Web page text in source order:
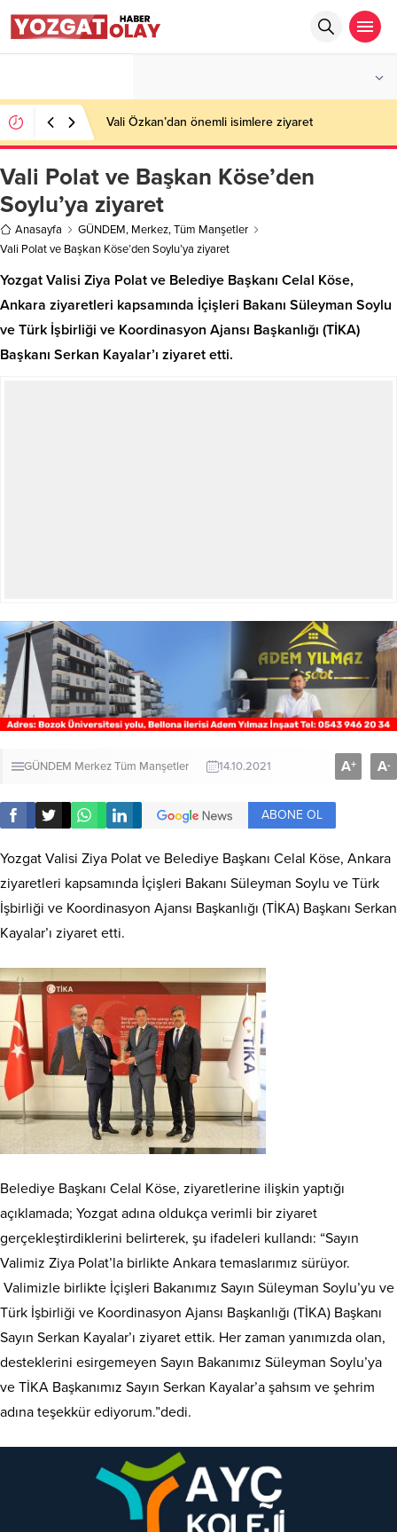
Vali Özkan’dan önemli isimlere ziyaret
Vali Polat ve Başkan Köse’den
Soylu’ya ziyaret
Anasayfa GÜNDEM, Merkez,Tüm Manşetler
Vali Polat ve Başkan Köse’den Soylu’ya ziyaret
Yozgat Valisi Ziya Polat ve Belediye Başkanı Celal Köse,
Ankara ziyaretleri kapsamında İçişleri Bakanı Süleyman Soylu
ve Türk İşbirliği ve Koordinasyon Ajansı Başkanlığı (TİKA)
Başkanı Serkan Kayalar’ı ziyaret etti.
GÜNDEM MerkezTüm Manşetler 14.10.2021 A+ A-
ABONE OL
Yozgat Valisi Ziya Polat ve Belediye Başkanı Celal Köse, Ankara
ziyaretleri kapsamında İçişleri Bakanı Süleyman Soylu ve Türk
İşbirliği ve Koordinasyon Ajansı Başkanlığı (TİKA) Başkanı Serkan
Kayalar’ı ziyaret etti.
Belediye Başkanı Celal Köse, ziyaretlerine ilişkin yaptığı
açıklamada; Yozgat adına oldukça verimli bir ziyaret
gerçekleştirdiklerini belirterek, şu ifadeleri kullandı: “Sayın
Valimiz Ziya Polat’la birlikte Ankara temaslarımız sürüyor.
Valimizle birlikte İçişleri Bakanımız Sayın Süleyman Soylu’yu ve
Türk İşbirliği ve Koordinasyon Ajansı Başkanlığı (TİKA) Başkanı
Sayın Serkan Kayalar’ı ziyaret ettik. Her zaman yanımızda olan,
desteklerini esirgemeyen Sayın Bakanımız Süleyman Soylu’ya
ve TİKA Başkanımız Sayın Serkan Kayalar’a şahsım ve şehrim
adına teşekkür ediyorum.”dedi.